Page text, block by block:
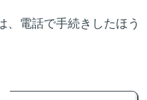
、電話で手続きしたほう